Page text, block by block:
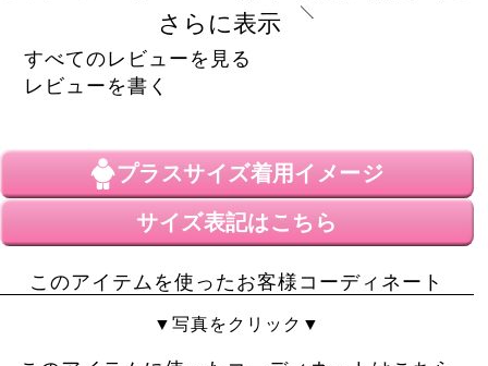
行事に利用させて貰いました！周りからの反応が良くて
久々に満足しました～。たくさん可愛い貰いました♪
素敵にぴーす
1
購入者
2020/02/11
なかなか細みえします
りぼんも結びやすいです
裾がぐしゃっとなっていて
さらに表示
すべてのレビューを見る
レビューを書く
プラスサイズ着用イメージ
サイズ表記はこちら
このアイテムを使ったお客様コーディネート
▼写真をクリック▼